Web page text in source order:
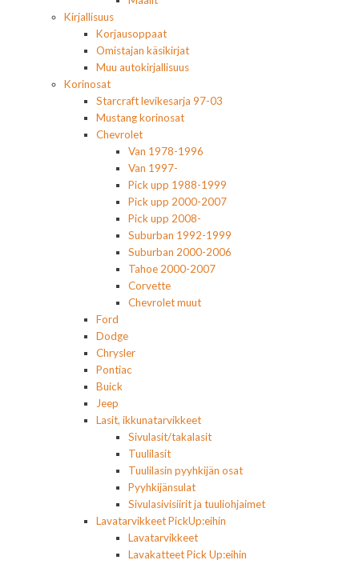
Kirjallisuus
Korjausoppaat
Omistajan käsikirjat
Muu autokirjallisuus
Korinosat
Starcraft levikesarja 97-03
Mustang korinosat
Chevrolet
Van 1978-1996
Van 1997-
Pick upp 1988-1999
Pick upp 2000-2007
Pick upp 2008-
Suburban 1992-1999
Suburban 2000-2006
Tahoe 2000-2007
Corvette
Chevrolet muut
Ford
Dodge
Chrysler
Pontiac
Buick
Jeep
Lasit, ikkunatarvikkeet
Sivulasit/takalasit
Tuulilasit
Tuulilasin pyyhkijän osat
Pyyhkijänsulat
Sivulasivisiirit ja tuuliohjaimet
Lavatarvikkeet PickUp:eihin
Lavatarvikkeet
Lavakatteet Pick Up:eihin